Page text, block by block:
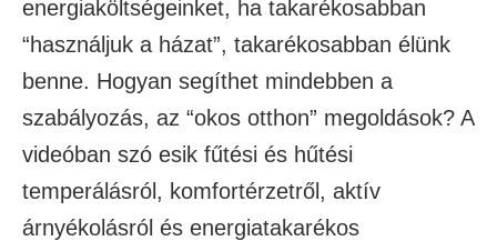
energiaköltségeinket, ha takarékosabban
“használjuk a házat”, takarékosabban élünk
benne. Hogyan segíthet mindebben a
szabályozás, az “okos otthon” megoldások? A
videóban szó esik fűtési és hűtési
temperálásról, komfortérzetről, aktív
árnyékolásról és energiatakarékos